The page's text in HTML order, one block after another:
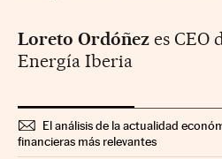
Loreto Ordóñezes CEO
Energía Iberia
El análisis de la actualidad
financieras más relevantes